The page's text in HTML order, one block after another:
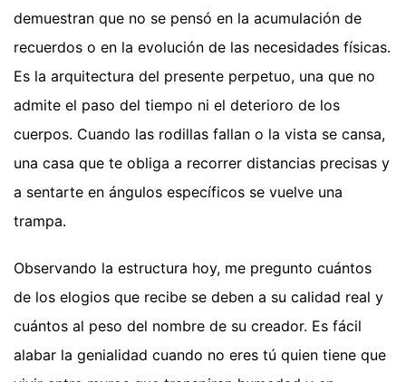
demuestran que no se pensó en la acumulación de
recuerdos o en la evolución de las necesidades físicas.
Es la arquitectura del presente perpetuo, una que no
admite el paso del tiempo ni el deterioro de los
cuerpos. Cuando las rodillas fallan o la vista se cansa,
una casa que te obliga a recorrer distancias precisas y
a sentarte en ángulos específicos se vuelve una
trampa.
Observando la estructura hoy, me pregunto cuántos
de los elogios que recibe se deben a su calidad real y
cuántos al peso del nombre de su creador. Es fácil
alabar la genialidad cuando no eres tú quien tiene que